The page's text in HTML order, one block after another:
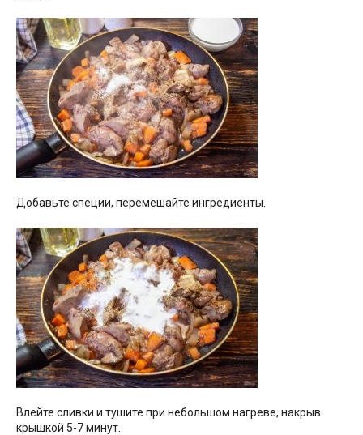
Добавьте специи, перемешайте ингредиенты.
Влейте сливки и тушите при небольшом нагреве, накрыв
крышкой 5-7 минут.